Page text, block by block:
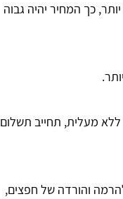
כך המחיר יהיה גבוה
מעלית, תחייב תשלום
והורדה של חפצים,